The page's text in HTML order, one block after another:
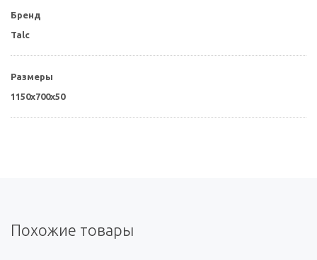
Бренд
Talc
Размеры
1150x700x50
Похожие товары